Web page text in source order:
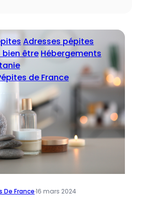
Adresses pépites
bien être Hébergements
de France
De France·16 mars 2024